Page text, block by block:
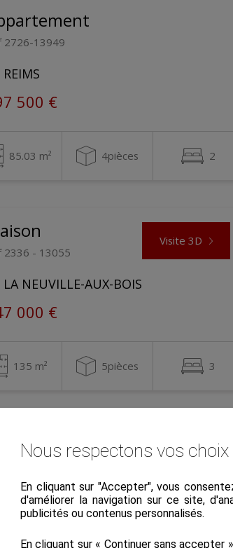
2726-13949
REIMS
500 €
85.03 m² 4pièces 2
2336 - 13055
Visite 3D
LA NEUVILLE-AUX-BOIS
000 €
135 m² 5pièces 3
CHÂLONS-EN-CHAMPAGNE
000 €
Nous respectons vos choix
En cliquant sur "Accepter", vous
d'améliorer la navigation sur ce site,
publicités ou contenus personnalisés.
En cliquant sur « Continuer sans accepter